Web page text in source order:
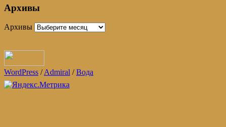
Архивы
Архивы
WordPress /Admiral /Вода